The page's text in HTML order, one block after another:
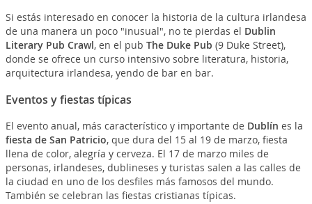
Si estás interesado en conocer la historia de la cultura irlandesa
de una manera un poco "inusual", no te pierdas el Dublin
Literary Pub Crawl, en el pub The Duke Pub (9 Duke Street),
donde se ofrece un curso intensivo sobre literatura, historia,
arquitectura irlandesa, yendo de bar en bar.
Eventos y fiestas típicas
El evento anual, más característico y importante de Dublín es la
fiesta de San Patricio, que dura del 15 al 19 de marzo, fiesta
llena de color, alegría y cerveza. El 17 de marzo miles de
personas, irlandeses, dublineses y turistas salen a las calles de
la ciudad en uno de los desfiles más famosos del mundo.
También se celebran las fiestas cristianas típicas.